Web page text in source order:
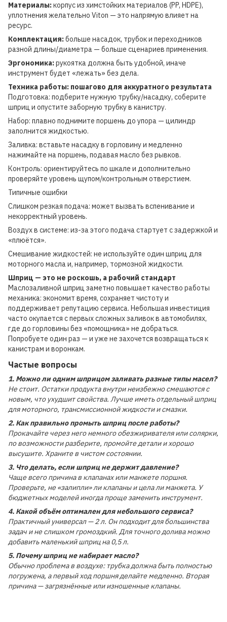
Материалы:корпус из химстойких материалов (PP, HDPE),
уплотнения желательно Viton — это напрямую влияет на
ресурс.
Комплектация:больше насадок, трубок и переходников
разной длины/диаметра — больше сценариев применения.
Эргономика:рукоятка должна быть удобной, иначе
инструмент будет «лежать» без дела.
Техника работы: пошагово для аккуратного результата
Подготовка: подберите нужную трубку/насадку, соберите
шприц и опустите заборную трубку в канистру.
Набор: плавно поднимите поршень до упора — цилиндр
заполнится жидкостью.
Заливка: вставьте насадку в горловину и медленно
нажимайте на поршень, подавая масло без рывков.
Контроль: ориентируйтесь по шкале и дополнительно
проверяйте уровень щупом/контрольным отверстием.
Типичные ошибки
Слишком резкая подача: может вызвать вспенивание и
некорректный уровень.
Воздух в системе: из-за этого подача стартует с задержкой и
«плюётся».
Смешивание жидкостей: не используйте один шприц для
моторного масла и, например, тормозной жидкости.
Шприц — это не роскошь, а рабочий стандарт
Маслозаливной шприц заметно повышает качество работы
механика: экономит время, сохраняет чистоту и
поддерживает репутацию сервиса. Небольшая инвестиция
часто окупается с первых сложных заливок в автомобилях,
где до горловины без «помощника» не добраться.
Попробуете один раз — и уже не захочется возвращаться к
канистрам и воронкам.
Частые вопросы
1. Можно ли одним шприцом заливать разные типы масел?
Не стоит. Остатки продукта внутри неизбежно смешаются с
новым, что ухудшит свойства. Лучше иметь отдельный шприц
для моторного, трансмиссионной жидкости и смазки.
2. Как правильно промыть шприц после работы?
Прокачайте через него немного обезжиривателя или солярки,
по возможности разберите, промойте детали и хорошо
высушите. Храните в чистом состоянии.
3. Что делать, если шприц не держит давление?
Чаще всего причина в клапанах или манжете поршня.
Проверьте, не «залипли» ли клапаны и цела ли манжета. У
бюджетных моделей иногда проще заменить инструмент.
4. Какой объём оптимален для небольшого сервиса?
Практичный универсал — 2 л. Он подходит для большинства
задач и не слишком громоздкий. Для точного долива можно
добавить маленький шприц на 0,5 л.
5. Почему шприц не набирает масло?
Обычно проблема в воздухе: трубка должна быть полностью
погружена, а первый ход поршня делайте медленно. Вторая
причина — загрязнённые или изношенные клапаны.